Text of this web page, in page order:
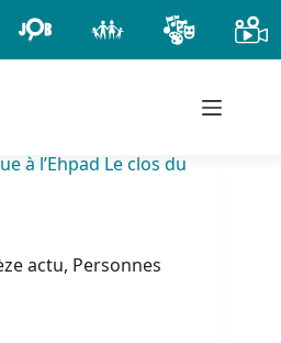
à l’Ehpad Le clos du
actu, Personnes